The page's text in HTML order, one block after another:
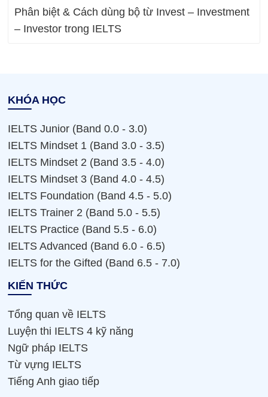
Phân biệt & Cách dùng bộ từ Invest – Investment
– Investor trong IELTS
KHÓA HỌC
IELTS Junior (Band 0.0 - 3.0)
IELTS Mindset 1 (Band 3.0 - 3.5)
IELTS Mindset 2 (Band 3.5 - 4.0)
IELTS Mindset 3 (Band 4.0 - 4.5)
IELTS Foundation (Band 4.5 - 5.0)
IELTS Trainer 2 (Band 5.0 - 5.5)
IELTS Practice (Band 5.5 - 6.0)
IELTS Advanced (Band 6.0 - 6.5)
IELTS for the Gifted (Band 6.5 - 7.0)
KIẾN THỨC
Tổng quan về IELTS
Luyện thi IELTS 4 kỹ năng
Ngữ pháp IELTS
Từ vựng IELTS
Tiếng Anh giao tiếp